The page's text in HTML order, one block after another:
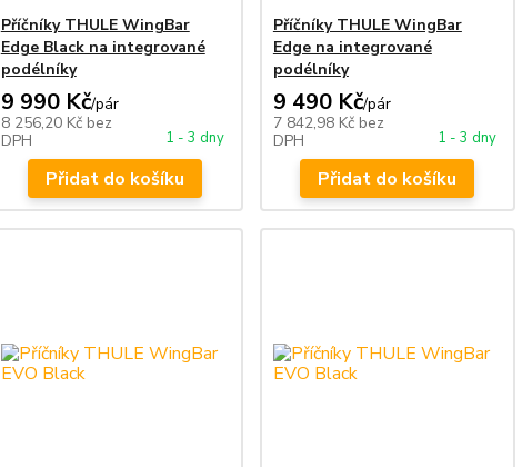
Příčníky THULE WingBar
Edge Black na integrované
podélníky
9 990 Kč/pár
8 256,20 Kč bez
DPH
1 - 3 dny
Přidat do košíku
Příčníky THULE WingBar
Edge na integrované
podélníky
9 490 Kč/pár
7 842,98 Kč bez
DPH
1 - 3 dny
Přidat do košíku